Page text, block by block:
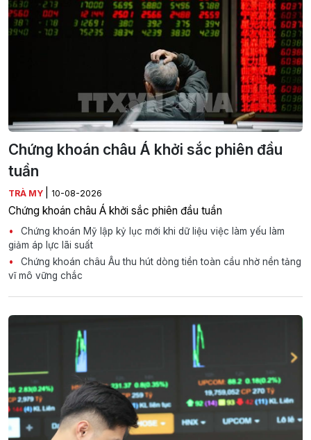
Chứng khoán châu Á khởi sắc phiên đầu
tuần
TRÀ MY 10-08-2026
Chứng khoán châu Á khởi sắc phiên đầu tuần
Chứng khoán Mỹ lập kỷ lục mới khi dữ liệu việc làm yếu làm
giảm áp lực lãi suất
Chứng khoán châu Âu thu hút dòng tiền toàn cầu nhờ nền tảng
vĩ mô vững chắc